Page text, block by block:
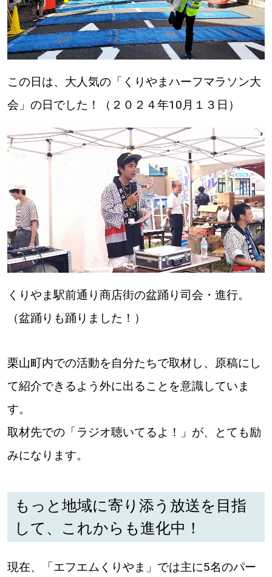
この日は、大人気の「くりやまハーフマラソン大
会」の日でした！（２０２４年10月１３日）
くりやま駅前通り商店街の盆踊り司会・進行。
（盆踊りも踊りました！）
栗山町内での活動を自分たちで取材し、原稿にし
て紹介できるよう外に出ることを意識していま
す。
取材先での「ラジオ聴いてるよ！」が、とても励
みになります。
もっと地域に寄り添う放送を目指
して、これからも進化中！
現在、「エフエムくりやま」では主に5名のパー